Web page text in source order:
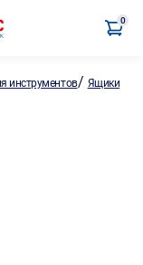
0
инструментов/ Ящики